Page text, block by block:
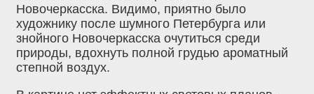
Новочеркасска. Видимо, приятно было
художнику после шумного Петербурга или
знойного Новочеркасска очутиться среди
природы, вдохнуть полной грудью ароматный
степной воздух.